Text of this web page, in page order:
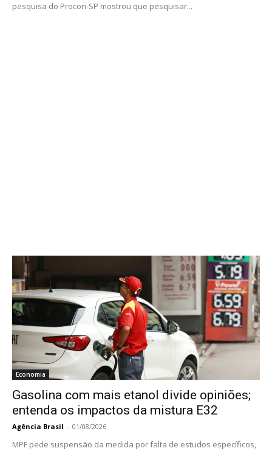
pesquisa do Procon-SP mostrou que pesquisar...
Economia
Gasolina com mais etanol divide opiniões;
entenda os impactos da mistura E32
Agência Brasil - 01/08/2026
MPF pede suspensão da medida por falta de estudos específicos,